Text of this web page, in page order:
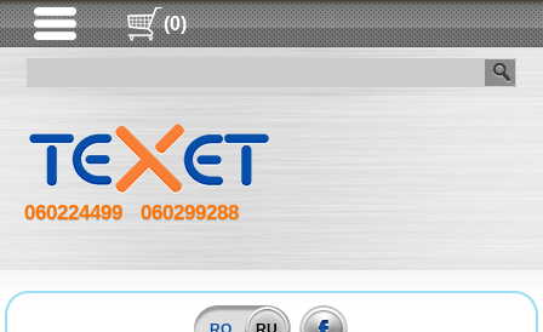
(0)
060224499 060299288